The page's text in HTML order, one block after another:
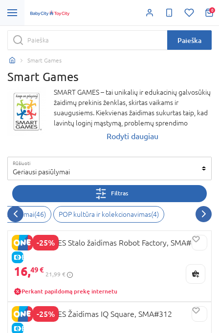
0
Paieška
Smart Games
Smart Games
SMART GAMES – tai unikalių ir edukacinių galvosūkių
žaidimų prekinis ženklas, skirtas vaikams ir
suaugusiems. Kiekvienas žaidimas sukurtas taip, kad
lavintų loginį mąstymą, problemų sprendimo
įgūdžius ir kūrybiškumą. SMART GAMES siūlo platų
GAMES padeda smagiai praleisti laiką, ugdyti
protinius gebėjimus ir kurti įsimintinus žaidimų
momentus. Atraskite intelektualų pramogų pasaulį
su SMART GAMES!
Rodyti daugiau
Rūšiuoti
Geriausi pasiūlymai
Filtras
žaidimai(46) POP kultūra ir kolekcionavimas(4)
-25%
E-KAINA
SMART GAMES Stalo žaidimas Robot Factory, SMA#428
16,49 €
21,99 €
Perkant papildomą prekę internetu
-25%
E-KAINA
SMART GAMES Žaidimas IQ Square, SMA#312